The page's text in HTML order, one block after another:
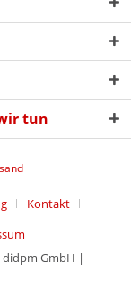
tun
Kontakt
GmbH |